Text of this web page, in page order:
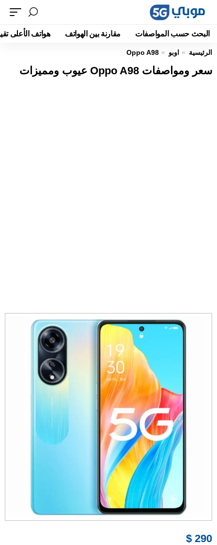
البحث حسب المواصفات مقارنة بين الهواتف هواتف الأعلى
الرئيسية اوبو Oppo A98
سعر ومواصفات Oppo A98 عيوب ومميزات
290 $